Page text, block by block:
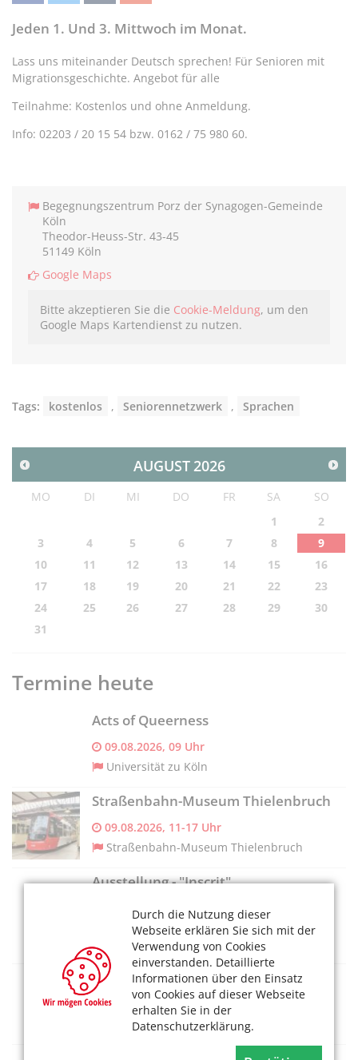
Durch die Nutzung dieser
Webseite erklären Sie sich mit der
Verwendung von Cookies
einverstanden. Detaillierte
Informationen über den Einsatz
von Cookies auf dieser Webseite
erhalten Sie in der
Datenschutzerklärung.
teilentwittern teilen teilen
Jeden 1. Und 3. Mittwoch im Monat.
Lass uns miteinander Deutsch sprechen! Für Senioren mit
Migrationsgeschichte. Angebot für alle
Teilnahme: Kostenlos und ohne Anmeldung.
Info: 02203 / 20 15 54 bzw. 0162 / 75 980 60.
Begegnungszentrum Porz der Synagogen-Gemeinde
Köln
Theodor-Heuss-Str. 43-45
51149 Köln
Google Maps
Bitte akzeptieren Sie die Cookie-Meldung, um den
Google Maps Kartendienst zu nutzen.
Tags: kostenlos , Seniorennetzwerk , Sprachen
AUGUST 2026
MO DI MI DO FR SA
SO
1
2
3
4 5 6 7 8
9
10
11 12 13 14 15
16
17
18 19 20 21 22
23
24
25 26 27 28 29
30
31
Termine heute
Acts of Queerness
09.08.2026, 09 Uhr
Universität zu Köln
Straßenbahn-Museum Thielenbruch
09.08.2026, 11-17 Uhr
Straßenbahn-Museum Thielenbruch
Ausstellung - "Inscrit"
09.08.2026, 14 –19 Uhr
Deutsches Tanzarchiv Köln/SK Stiftung
Kultur
Ballets Jazz Montreal: Dance me
09.08.2026, 14 Uhr
Kölner Philharmonie